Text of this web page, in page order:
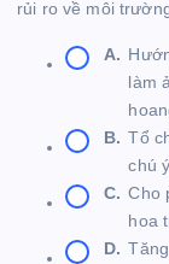
rủi ro về môi
A.
làm
B. Tổ
chú
C. Cho
hoa
D.